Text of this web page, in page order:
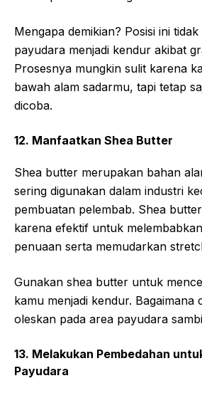
Mengapa demikian? Posisi ini
payudara menjadi kendur akibat
Prosesnya mungkin sulit karena
bawah alam sadarmu, tapi tetap
dicoba.
12. Manfaatkan Shea Butter
Shea butter merupakan bahan
sering digunakan dalam industri
pembuatan pelembab. Shea
karena efektif untuk
penuaan serta memudarkan
Gunakan shea butter untuk
kamu menjadi kendur. Bagaimana
oleskan pada area payudara
13. Melakukan Pembedahan
Payudara